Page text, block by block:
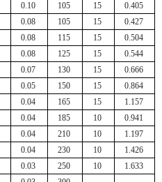
0.10 105 15
0.405
0.08 105 15
0.427
0.08 115 15
0.504
0.08 125 15
0.544
0.07 130 15
0.666
0.05 150 15
0.864
0.04 165 15
1.157
0.04 185 10
0.941
0.04 210 10
1.197
0.04 230 10
1.426
0.03 250 10
1.633